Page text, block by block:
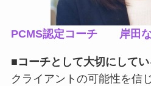
PCMS認定コーチ 岸田
■コーチとして大切にしてい
クライアントの可能性を信